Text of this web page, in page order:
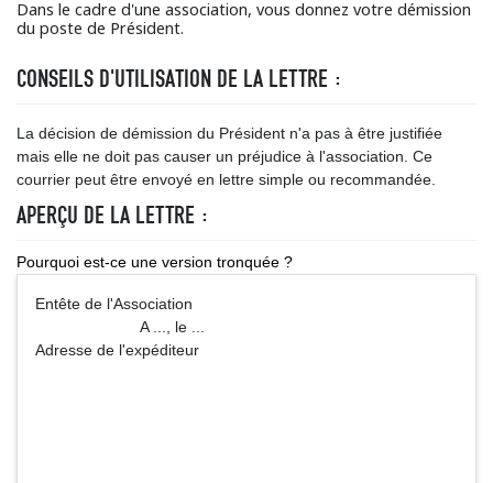
Dans le cadre d'une association, vous donnez votre démission
du poste de Président.
CONSEILS D'UTILISATION DE LA LETTRE :
La décision de démission du Président n'a pas à être justifiée
mais elle ne doit pas causer un préjudice à l'association. Ce
courrier peut être envoyé en lettre simple ou recommandée.
APERÇU DE LA LETTRE :
Pourquoi est-ce une version tronquée ?
Entête de l'Association
A ..., le ...
Adresse de l'expéditeur